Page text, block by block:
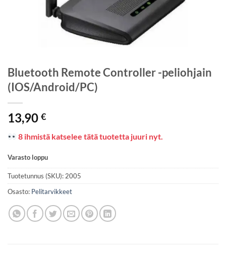
Bluetooth Remote Controller -peliohjain
(IOS/Android/PC)
13,90 €
8 ihmistä katselee tätä tuotetta juuri nyt.
Varasto loppu
Tuotetunnus (SKU): 2005
Osasto: Pelitarvikkeet